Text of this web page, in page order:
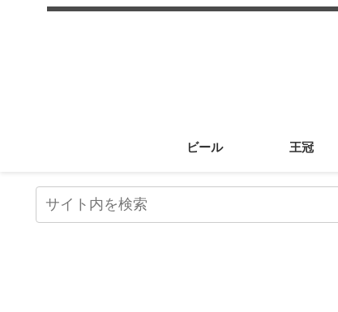
ビール 王冠